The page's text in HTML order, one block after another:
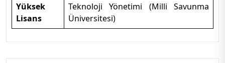
Yüksek
Lisans
Teknoloji Yönetimi (Milli Savunma
Üniversitesi)